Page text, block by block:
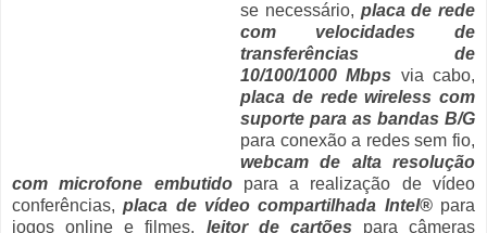
se necessário, placa de rede
com velocidades de
transferências de
10/100/1000 Mbps via cabo,
placa de rede wireless com
suporte para as bandas B/G
para conexão a redes sem fio,
webcam de alta resolução
com microfone embutidopara a realização de vídeo
conferências,placa de vídeo compartilhada Intel®para
jogos online e filmes, leitor de cartões para câmeras